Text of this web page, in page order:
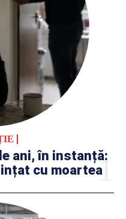
ani, în instanță:
cu moartea